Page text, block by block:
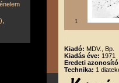
, 1
Kiadó: MDV., Bp.
Kiadás éve: 1971
Eredeti
Technika: 1